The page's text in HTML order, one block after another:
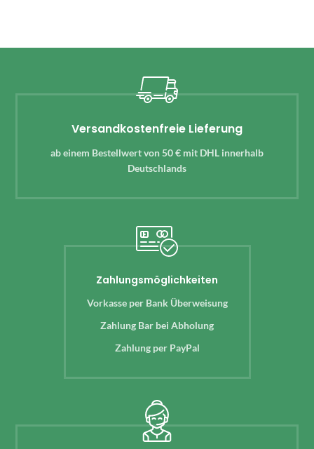
Versandkostenfreie Lieferung
ab einem Bestellwert von 50 € mit DHL innerhalb
Deutschlands
Zahlungsmöglichkeiten
Vorkasse per Bank Überweisung
Zahlung Bar bei Abholung
Zahlung per PayPal